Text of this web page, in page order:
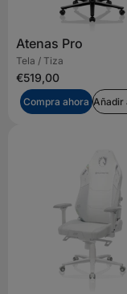
Atenas Pro
Tela / Tiza
€519,00
Compra ahora